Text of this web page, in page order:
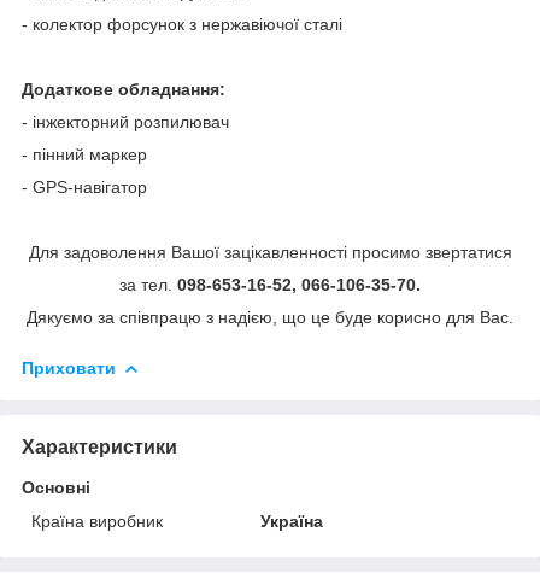
- колектор форсунок з нержавіючої сталі
Додаткове обладнання:
- інжекторний розпилювач
- пінний маркер
- GPS-навігатор
Для задоволення Вашої зацікавленності просимо звертатися
за тел. 098-653-16-52, 066-106-35-70.
Дякуємо за співпрацю з надією, що це буде корисно для Вас.
Приховати
Характеристики
Основні
Країна виробник
Україна